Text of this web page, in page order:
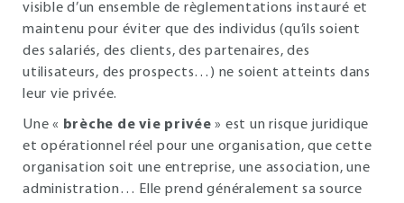
visible d’un ensemble de règlementations instauré et
maintenu pour éviter que des individus (qu’ils soient
des salariés, des clients, des partenaires, des
utilisateurs, des prospects…) ne soient atteints dans
leur vie privée.
Une « brèche de vie privée » est un risque juridique
et opérationnel réel pour une organisation, que cette
organisation soit une entreprise, une association, une
administration… Elle prend généralement sa source